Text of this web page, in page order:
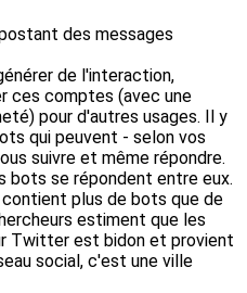
des messages
de l'interaction,
ces comptes (avec une
pour d'autres usages. Il y
qui peuvent - selon vos
suivre et même répondre.
bots se répondent entre eux.
plus de bots que de
estiment que les
Twitter est bidon et provient
social, c'est une ville